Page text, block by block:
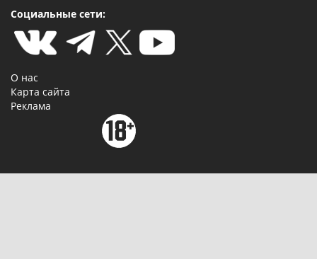
Социальные сети:
О нас
Карта сайта
Реклама